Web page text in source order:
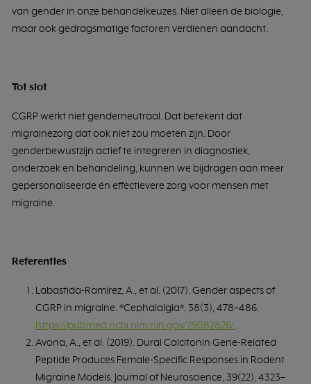
van gender in onze behandelkeuzes. Niet alleen de biologie,
maar ook gedragsmatige factoren verdienen aandacht.
Tot slot
CGRP werkt niet genderneutraal. Dat betekent dat
migrainezorg dat ook niet zou moeten zijn. Door
genderbewustzijn actief te integreren in diagnostiek,
onderzoek en behandeling, kunnen we bijdragen aan meer
gepersonaliseerde én effectievere zorg voor mensen met
migraine.
Referenties
Labastida-Ramírez, A., et al. (2017). Gender aspects of
CGRP in migraine. *Cephalalgia*, 38(3), 478–486.
https://pubmed.ncbi.nlm.nih.gov/29082826/.
Avona, A., et al. (2019). Dural Calcitonin Gene-Related
Peptide Produces Female-Specific Responses in Rodent
Migraine Models. Journal of Neuroscience, 39(22), 4323–